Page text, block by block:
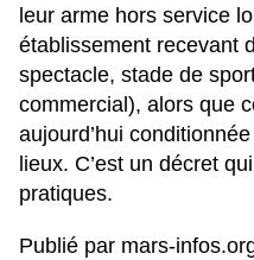
leur arme hors service
établissement recevant
spectacle, stade de
commercial), alors que
aujourd’hui
lieux. C’est un décret
pratiques.
Publié par mars-